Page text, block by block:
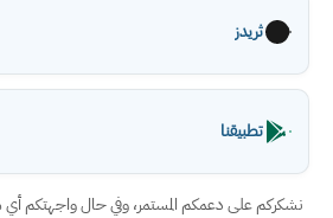
ثريدز
تطبيقنا
نشكركم على دعمكم المستمر، وفي حال واجهتكم أي